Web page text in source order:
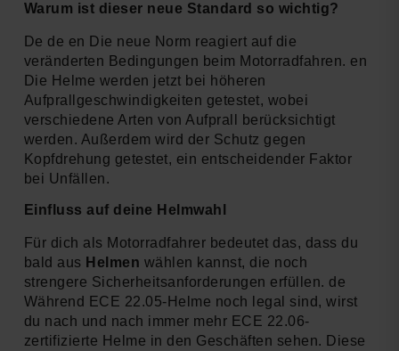
Warum ist dieser neue Standard so wichtig?
De de en Die neue Norm reagiert auf die
veränderten Bedingungen beim Motorradfahren. en
Die Helme werden jetzt bei höheren
Aufprallgeschwindigkeiten getestet, wobei
verschiedene Arten von Aufprall berücksichtigt
werden. Außerdem wird der Schutz gegen
Kopfdrehung getestet, ein entscheidender Faktor
bei Unfällen.
Einfluss auf deine Helmwahl
Für dich als Motorradfahrer bedeutet das, dass du
bald aus Helmen wählen kannst, die noch
strengere Sicherheitsanforderungen erfüllen. de
Während ECE 22.05-Helme noch legal sind, wirst
du nach und nach immer mehr ECE 22.06-
zertifizierte Helme in den Geschäften sehen. Diese